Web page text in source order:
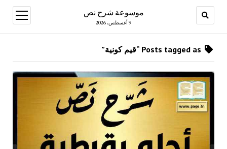
موسوعة شرح نص
9 أغسطس، 2026
open
menu